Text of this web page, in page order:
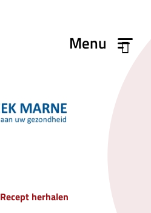
d
m
Menu
Recept herhalen